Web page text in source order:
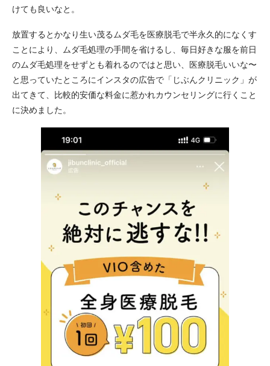
けても良いなと。
放置するとかなり生い茂るムダ毛を医療脱毛で半永久的になくす
ことにより、ムダ毛処理の手間を省けるし、毎日好きな服を前日
のムダ毛処理をせずとも着れるのではと思い、医療脱毛いいな〜
と思っていたところにインスタの広告で「じぶんクリニック」が
出てきて、比較的安価な料金に惹かれカウンセリングに行くこと
に決めました。